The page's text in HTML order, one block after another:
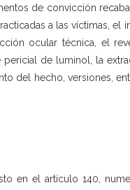
de convicción
a las víctimas, el
ocular técnica, el
de luminol, la
del hecho, versiones,
en el artículo 140,